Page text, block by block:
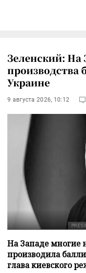
Зеленский: На
производства
Украине
9 августа 2026, 10:12
На Западе многие
производила
глава киевского